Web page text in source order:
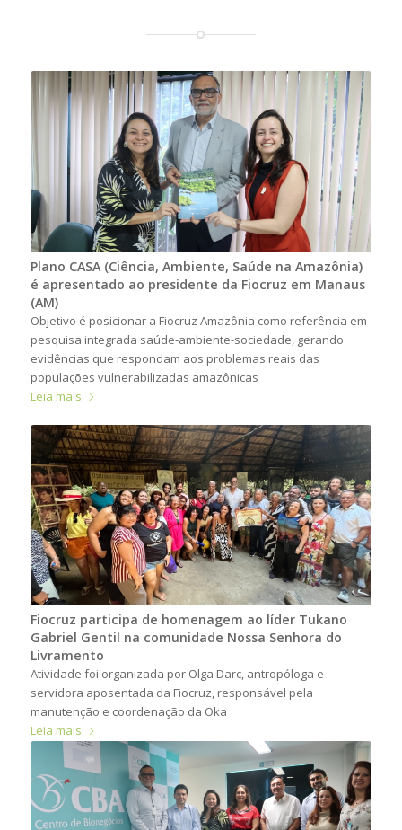
Plano CASA (Ciência, Ambiente, Saúde na Amazônia)
é apresentado ao presidente da Fiocruz em Manaus
(AM)
Objetivo é posicionar a Fiocruz Amazônia como referência em
pesquisa integrada saúde-ambiente-sociedade, gerando
evidências que respondam aos problemas reais das
populações vulnerabilizadas amazônicas
Leia mais
Fiocruz participa de homenagem ao líder Tukano
Gabriel Gentil na comunidade Nossa Senhora do
Livramento
Atividade foi organizada por Olga Darc, antropóloga e
servidora aposentada da Fiocruz, responsável pela
manutenção e coordenação da Oka
Leia mais